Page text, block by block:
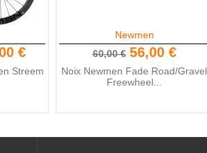
€
Streem
Newmen
60,00 € 56,00 €
Noix Newmen Fade Road/Gravel
Freewheel...